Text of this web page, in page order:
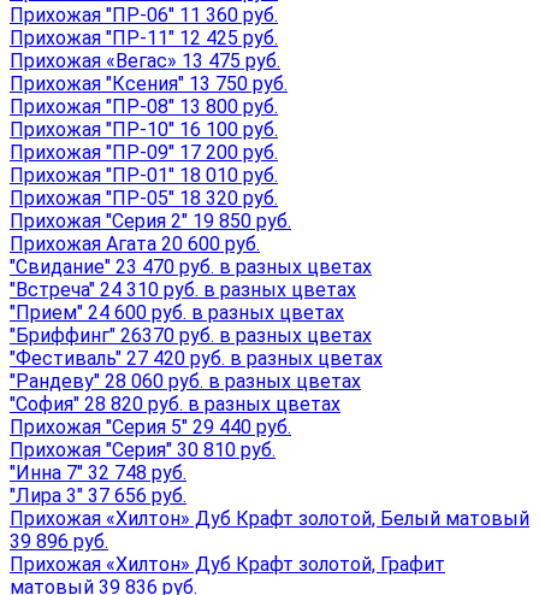
Прихожая "ПР-06" 11 360 руб.
Прихожая "ПР-11" 12 425 руб.
Прихожая «Вегас» 13 475 руб.
Прихожая "Ксения" 13 750 руб.
Прихожая "ПР-08" 13 800 руб.
Прихожая "ПР-10" 16 100 руб.
Прихожая "ПР-09" 17 200 руб.
Прихожая "ПР-01" 18 010 руб.
Прихожая "ПР-05" 18 320 руб.
Прихожая "Серия 2" 19 850 руб.
Прихожая Агата 20 600 руб.
"Свидание" 23 470 руб. в разных цветах
"Встреча" 24 310 руб. в разных цветах
"Прием" 24 600 руб. в разных цветах
"Бриффинг" 26370 руб. в разных цветах
"Фестиваль" 27 420 руб. в разных цветах
"Рандеву" 28 060 руб. в разных цветах
"София" 28 820 руб. в разных цветах
Прихожая "Серия 5" 29 440 руб.
Прихожая "Серия" 30 810 руб.
"Инна 7" 32 748 руб.
"Лира 3" 37 656 руб.
Прихожая «Хилтон» Дуб Крафт золотой, Белый матовый
39 896 руб.
Прихожая «Хилтон» Дуб Крафт золотой, Графит
матовый 39 836 руб.